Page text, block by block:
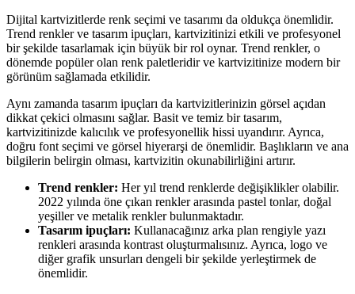
Dijital kartvizitlerde renk seçimi ve tasarımı da oldukça önemlidir.
Trend renkler ve tasarım ipuçları, kartvizitinizi etkili ve profesyonel
bir şekilde tasarlamak için büyük bir rol oynar. Trend renkler, o
dönemde popüler olan renk paletleridir ve kartvizitinize modern bir
görünüm sağlamada etkilidir.
Aynı zamanda tasarım ipuçları da kartvizitlerinizin görsel açıdan
dikkat çekici olmasını sağlar. Basit ve temiz bir tasarım,
kartvizitinizde kalıcılık ve profesyonellik hissi uyandırır. Ayrıca,
doğru font seçimi ve görsel hiyerarşi de önemlidir. Başlıkların ve ana
bilgilerin belirgin olması, kartvizitin okunabilirliğini artırır.
Trend renkler: Her yıl trend renklerde değişiklikler olabilir.
2022 yılında öne çıkan renkler arasında pastel tonlar, doğal
yeşiller ve metalik renkler bulunmaktadır.
Tasarım ipuçları: Kullanacağınız arka plan rengiyle yazı
renkleri arasında kontrast oluşturmalısınız. Ayrıca, logo ve
diğer grafik unsurları dengeli bir şekilde yerleştirmek de
önemlidir.